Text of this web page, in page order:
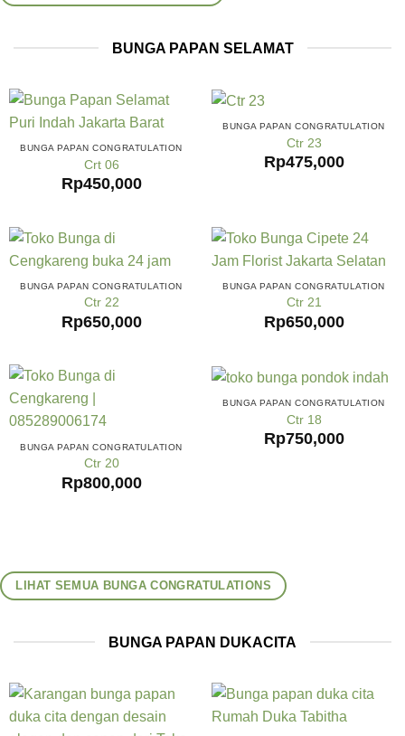
BUNGA PAPAN SELAMAT
BUNGA PAPAN CONGRATULATION
Crt 06
Rp450,000
BUNGA PAPAN CONGRATULATION
Ctr 23
Rp475,000
BUNGA PAPAN CONGRATULATION
Ctr 22
Rp650,000
BUNGA PAPAN CONGRATULATION
Ctr 21
Rp650,000
BUNGA PAPAN CONGRATULATION
Ctr 20
Rp800,000
BUNGA PAPAN CONGRATULATION
Ctr 18
Rp750,000
LIHAT SEMUA BUNGA CONGRATULATIONS
BUNGA PAPAN DUKACITA